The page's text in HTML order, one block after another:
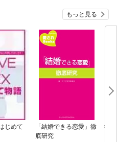
もっと見る
じめて
「結婚できる恋愛」徹
底研究
彼